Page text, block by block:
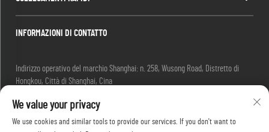
INFORMAZIONI DI CONTATTO
Indirizzo operativo del marchio Shanghai: n. 258, Wusong Road, Distretto di
Hongkou, Città di Shanghai, Cina
Tel: +86-13280087620
Tel:+86-13280035385
We value your privacy
We use cookies and similar tools to provide our services. If you don't want to